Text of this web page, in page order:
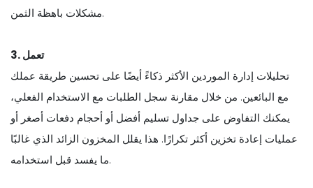
مشكلات باهظة الثمن.
3. تعمل
تحليلات إدارة الموردين الأكثر ذكاءً أيضًا على تحسين طريقة عملك
مع البائعين. من خلال مقارنة سجل الطلبات مع الاستخدام الفعلي،
يمكنك التفاوض على جداول تسليم أفضل أو أحجام دفعات أصغر أو
عمليات إعادة تخزين أكثر تكرارًا. هذا يقلل المخزون الزائد الذي غالبًا
ما يفسد قبل استخدامه.